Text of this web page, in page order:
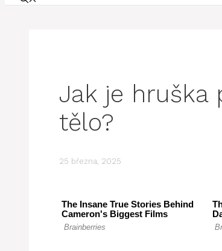
Jak je hruška
tělo?
25 března, 2025